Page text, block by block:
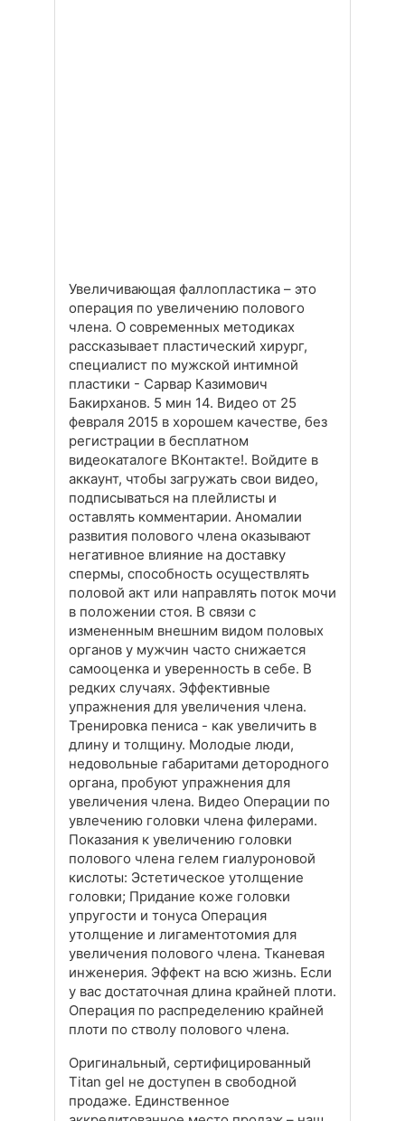
Увеличивающая фаллопластика – это
операция по увеличению полового
члена. О современных методиках
рассказывает пластический хирург,
специалист по мужской интимной
пластики - Сарвар Казимович
Бакирханов. 5 мин 14. Видео от 25
февраля 2015 в хорошем качестве, без
регистрации в бесплатном
видеокаталоге ВКонтакте!. Войдите в
аккаунт, чтобы загружать свои видео,
подписываться на плейлисты и
оставлять комментарии. Аномалии
развития полового члена оказывают
негативное влияние на доставку
спермы, способность осуществлять
половой акт или направлять поток мочи
в положении стоя. В связи с
измененным внешним видом половых
органов у мужчин часто снижается
самооценка и уверенность в себе. В
редких случаях. Эффективные
упражнения для увеличения члена.
Тренировка пениса - как увеличить в
длину и толщину. Молодые люди,
недовольные габаритами детородного
органа, пробуют упражнения для
увеличения члена. Видео Операции по
увлечению головки члена филерами.
Показания к увеличению головки
полового члена гелем гиалуроновой
кислоты: Эстетическое утолщение
головки; Придание коже головки
упругости и тонуса Операция
утолщение и лигаментотомия для
увеличения полового члена. Тканевая
инженерия. Эффект на всю жизнь. Если
у вас достаточная длина крайней плоти.
Операция по распределению крайней
плоти по стволу полового члена.
Оригинальный, сертифицированный
Titan gel не доступен в свободной
продаже. Единственное